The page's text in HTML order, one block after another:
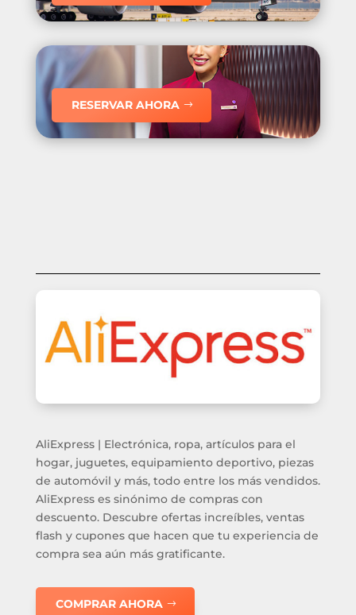
RESERVAR AHORA
AliExpress | Electrónica, ropa, artículos para el
hogar, juguetes, equipamiento deportivo, piezas
de automóvil y más, todo entre los más vendidos.
AliExpress es sinónimo de compras con
descuento. Descubre ofertas increíbles, ventas
flash y cupones que hacen que tu experiencia de
compra sea aún más gratificante.
COMPRAR AHORA